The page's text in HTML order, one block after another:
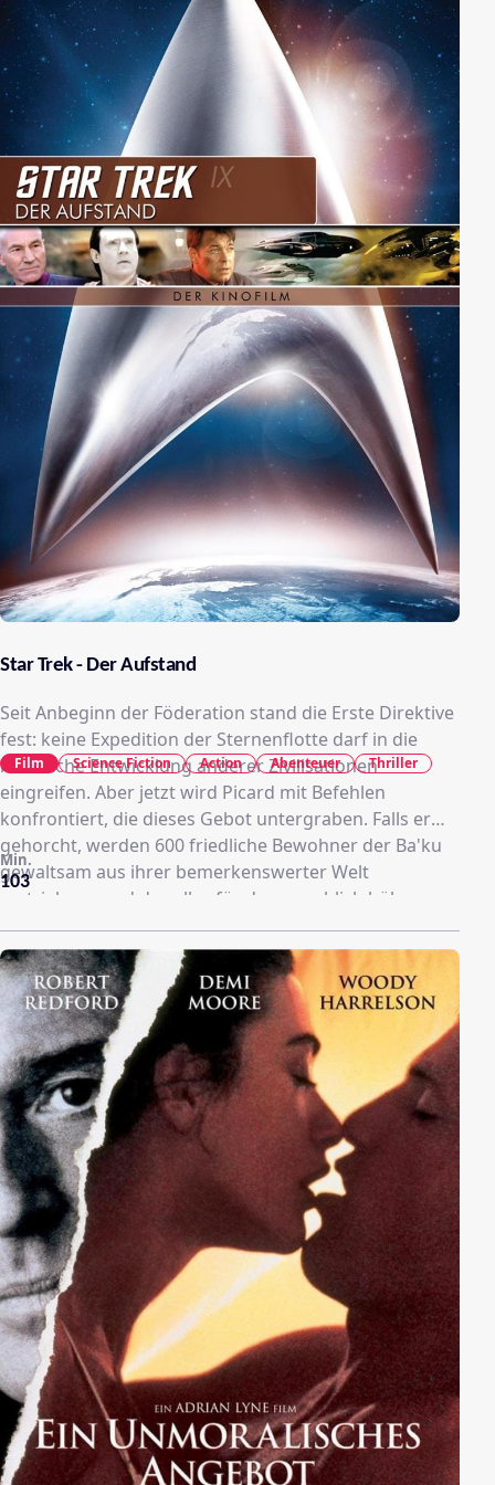
sinnt auf Rache. Jahre später...
Star Trek - Der Aufstand
Seit Anbeginn der Föderation stand die Erste Direktive
fest: keine Expedition der Sternenflotte darf in die
natürliche Entwicklung anderer Zivilisationen
eingreifen. Aber jetzt wird Picard mit Befehlen
konfrontiert, die dieses Gebot untergraben. Falls er
gehorcht, werden 600 friedliche Bewohner der Ba'ku
gewaltsam aus ihrer bemerkenswerter Welt
vertrieben - und das alles für den angeblich höher zu
bewertenden Nutzen von Millionen, die von den
Kräften des Jungbrunnens der Ba'ku profitieren
werden. Wenn er sich widersetzt, wird er sein
Raumschiff, seine Karriere und sein Leben riskieren.
Aber für Picard gibt es nur eine Entscheidung: Er muss
gegen die Sternenflotte rebellieren - und den Aufstand
anführen, um das Paradies zu retten...
103
Min.
Film Science Fiction Action Abenteuer Thriller